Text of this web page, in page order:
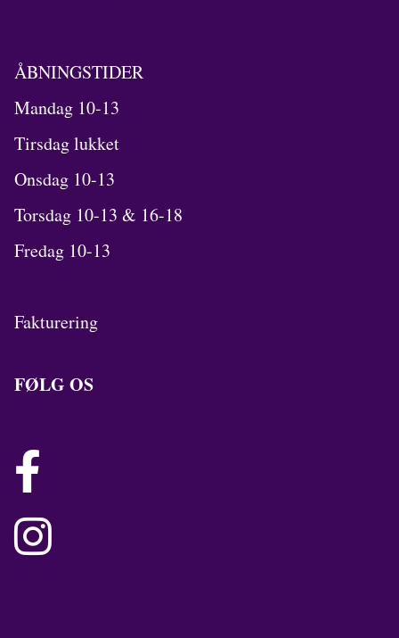
ÅBNINGSTIDER
Mandag 10-13
Tirsdag lukket
Onsdag 10-13
Torsdag 10-13 & 16-18
Fredag 10-13
Fakturering
FØLG OS

